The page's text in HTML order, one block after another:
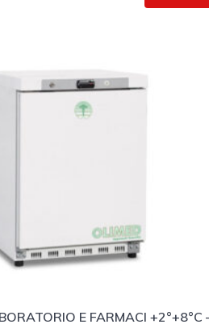
E FARMACI +2°+8°C